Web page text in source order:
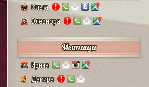
74 Ольга
28 Элеонора
Мытищи
132 Ирина
9 Дамира